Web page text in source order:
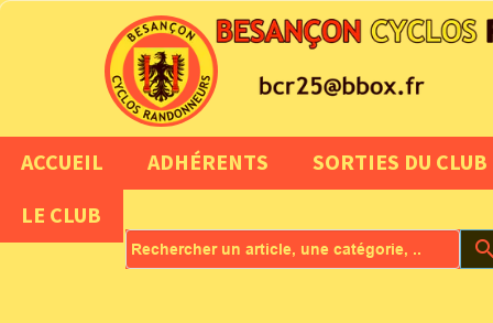
ACCUEIL ADHÉRENTS
SORTIES DU CLUB
LE CLUB